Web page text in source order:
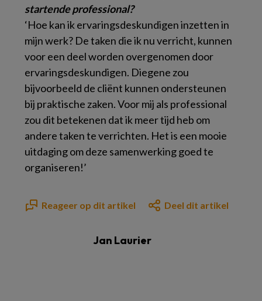
startende professional?
‘Hoe kan ik ervaringsdeskundigen inzetten in
mijn werk? De taken die ik nu verricht, kunnen
voor een deel worden overgenomen door
ervaringsdeskundigen. Diegene zou
bijvoorbeeld de cliënt kunnen ondersteunen
bij praktische zaken. Voor mij als professional
zou dit betekenen dat ik meer tijd heb om
andere taken te verrichten. Het is een mooie
uitdaging om deze samenwerking goed te
organiseren!’
Reageer op dit artikel Deel dit artikel
Jan Laurier